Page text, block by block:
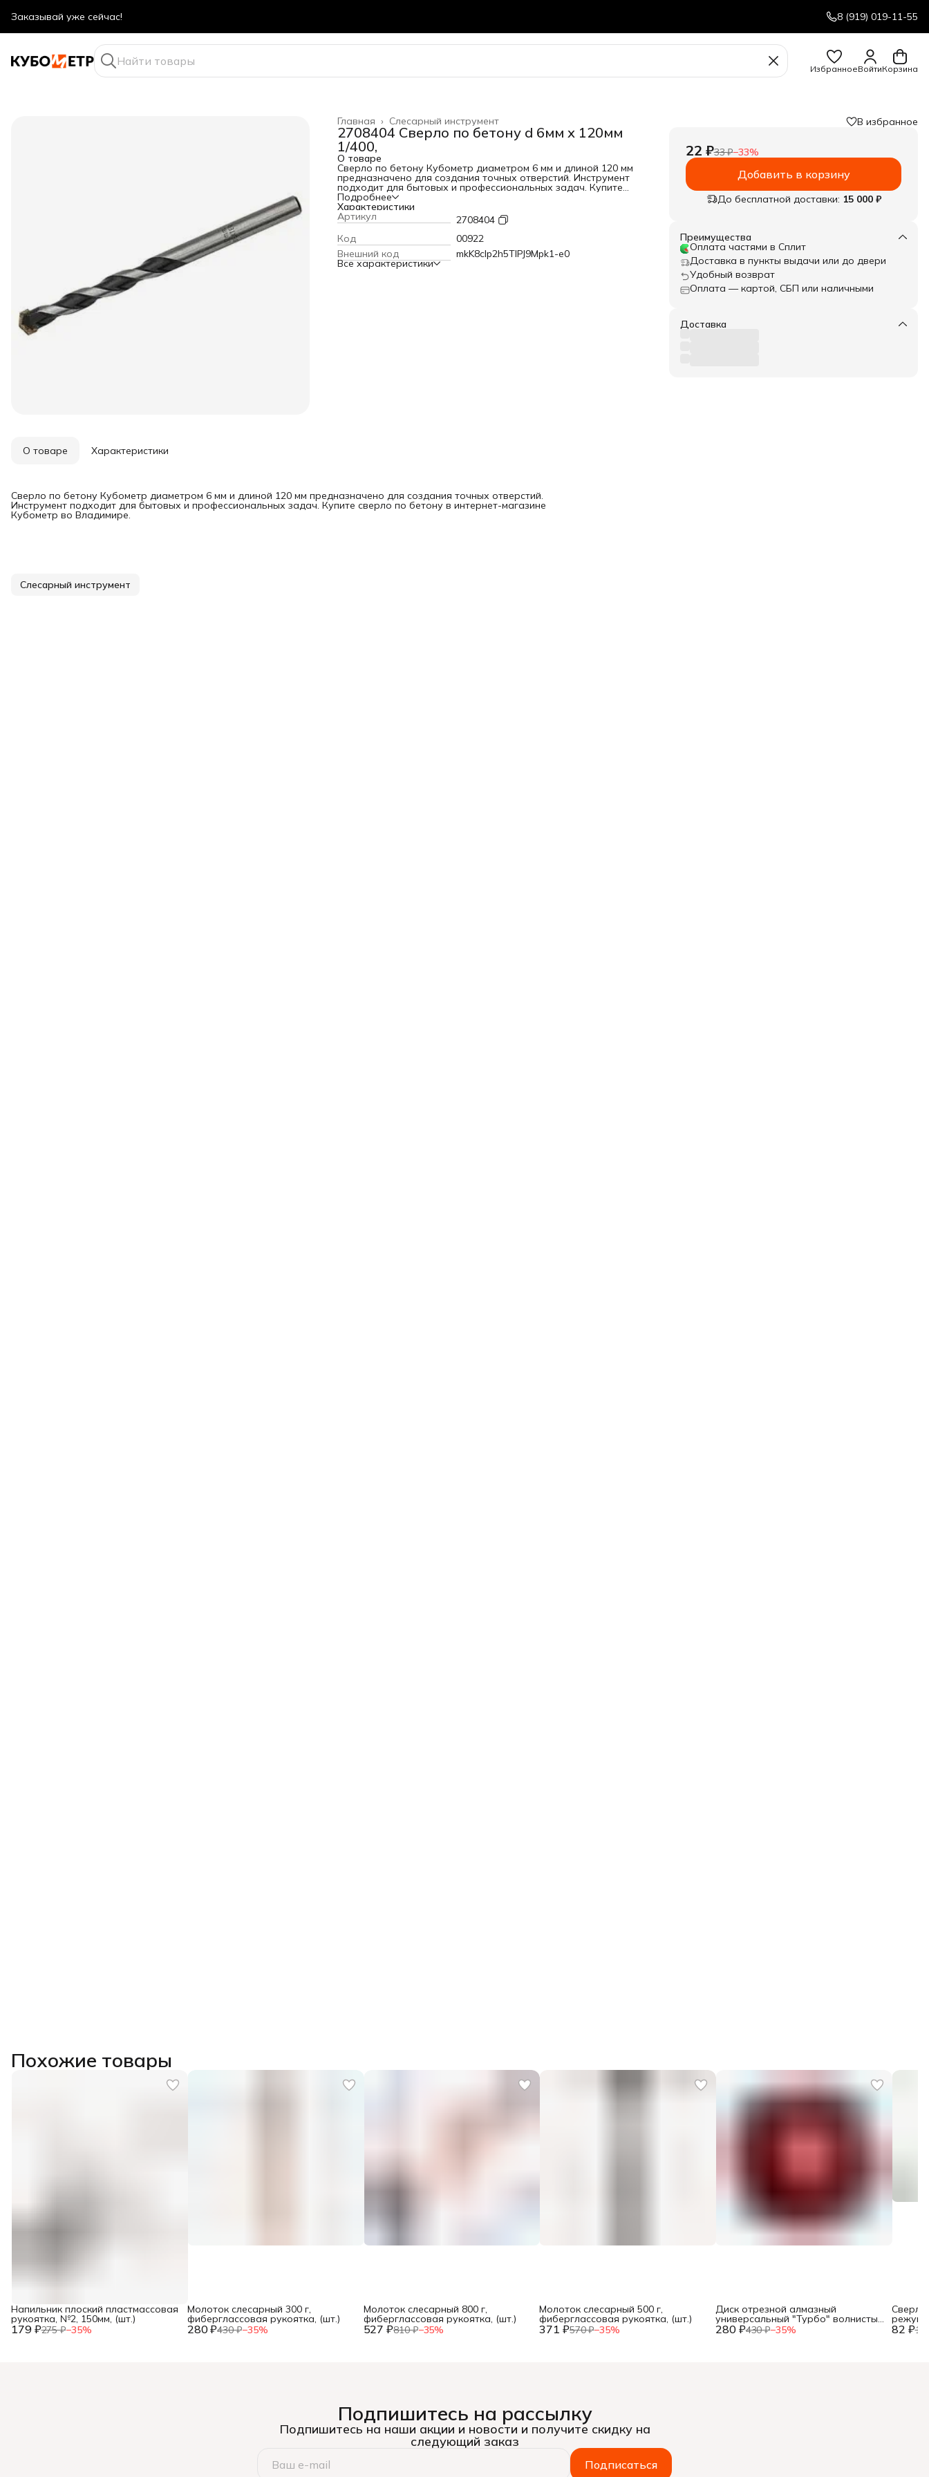
Оптовые цены даже для физ. лиц 8 (919) 019-11-55
ИзбранноеВойтиКорзина
Слесарный инструмент
Главная ›
2708404 Сверло по бетону d 6мм х 120мм
1/400,
О товаре
Сверло по бетону Кубометр диаметром 6 мм и длиной 120 мм
предназначено для создания точных отверстий. Инструмент
подходит для бытовых и профессиональных задач. Купите
сверло по бетону в интернет-магазине Кубометр во
Владимире.
Подробнее
Характеристики
Артикул
2708404
Код
00922
Внешний код
mkK8cIp2h5TIPJ9Mpk1-e0
Все характеристики
В избранное
22 ₽33 ₽−33%
Добавить в корзину
До бесплатной доставки: 15 000 ₽
Преимущества
Оплата частями в Сплит
Доставка в пункты выдачи или до двери
Удобный возврат
Оплата — картой, СБП или наличными
Доставка
О товаре Характеристики
Сверло по бетону Кубометр диаметром 6 мм и длиной 120 мм предназначено для создания точных отверстий.
Инструмент подходит для бытовых и профессиональных задач. Купите сверло по бетону в интернет-магазине
Кубометр во Владимире.
Слесарный инструмент
Похожие товары
179 ₽275 ₽−35%
Напильник плоский пластмассовая
рукоятка, №2, 150мм, (шт.)
280 ₽430 ₽−35%
Молоток слесарный 300 г,
фиберглассовая рукоятка, (шт.)
527 ₽810 ₽−35%
Молоток слесарный 800 г,
фиберглассовая рукоятка, (шт.)
371 ₽570 ₽−35%
Молоток слесарный 500 г,
фиберглассовая рукоятка, (шт.)
280 ₽430 ₽−35%
Диск отрезной алмазный
универсальный "Турбо" волнистый
профиль, 125х22,2мм, (шт.) 82 ₽
Сверло
Подпишитесь на рассылку
Подпишитесь на наши акции и новости и получите скидку на
следующий заказ
Подписаться